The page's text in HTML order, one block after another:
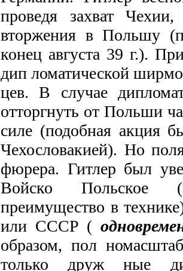
проведя захват
вторже­ния в Польшу
конец августа 39 г.).
дип­ ломатической
цев. В случае
отторгнуть от Польши
силе (подобная акция
Чехословакией). Но
фюрера. Гитлер был
Войско Польское
преимущество в
или СССР (
образом, пол­
только друж­ ные